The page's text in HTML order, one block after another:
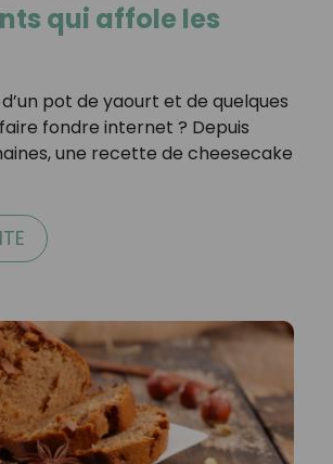
qui affole les
d’un pot de yaourt et de quelques
fondre internet ? Depuis
une recette de cheesecake